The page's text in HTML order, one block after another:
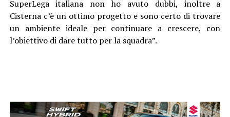
SuperLega italiana non ho avuto dubbi, inoltre a
Cisterna c’è un ottimo progetto e sono certo di trovare
un ambiente ideale per continuare a crescere, con
l’obiettivo di dare tutto per la squadra”.